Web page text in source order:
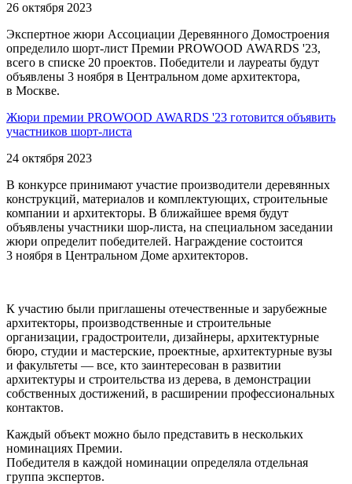
26 октября 2023
Экспертное жюри Ассоциации Деревянного Домостроения
определило шорт-лист Премии PROWOOD AWARDS '23,
всего в списке 20 проектов. Победители и лауреаты будут
объявлены 3 ноября в Центральном доме архитектора,
в Москве.
Жюри премии PROWOOD AWARDS '23 готовится объявить
участников шорт-листа
24 октября 2023
В конкурсе принимают участие производители деревянных
конструкций, материалов и комплектующих, строительные
компании и архитекторы. В ближайшее время будут
объявлены участники шор-листа, на специальном заседании
жюри определит победителей. Награждение состоится
3 ноября в Центральном Доме архитекторов.
К участию были приглашены отечественные и зарубежные
архитекторы, производственные и строительные
организации, градостроители, дизайнеры, архитектурные
бюро, студии и мастерские, проектные, архитектурные вузы
и факультеты — все, кто заинтересован в развитии
архитектуры и строительства из дерева, в демонстрации
собственных достижений, в расширении профессиональных
контактов.
Каждый объект можно было представить в нескольких
номинациях Премии.
Победителя в каждой номинации определяла отдельная
группа экспертов.